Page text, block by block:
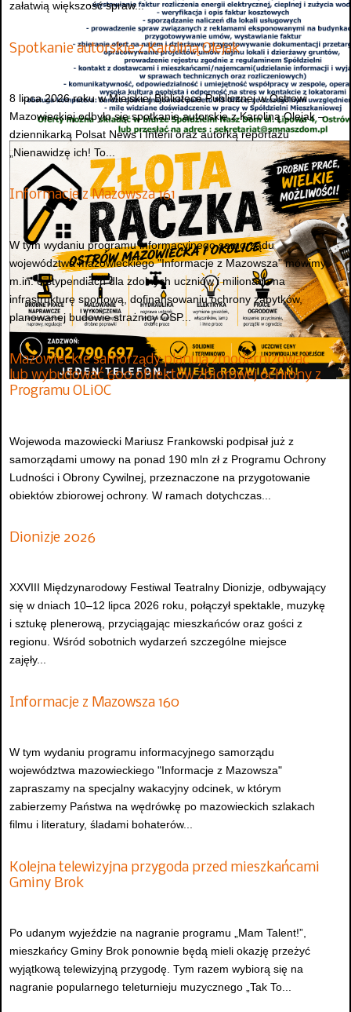
załatwią większość spraw...
Spotkanie autorskie z Karoliną Olejak
8 lipca 2026 roku w Miejskiej Bibliotece Publicznej w Ostrowi
Mazowieckiej odbyło się spotkanie autorskie z Karoliną Olejak –
dziennikarką Polsat News i Interii oraz autorką reportażu
„Nienawidzę ich! To...
Informacje z Mazowsza 161
W tym wydaniu programu informacyjnego samorządu
województwa mazowieckiego "Informacje z Mazowsza" mówimy
m.in. o stypendiach dla zdolnych uczniów i milionach na
infrastrukturę sportową, dofinansowaniu ochrony zabytków,
planowanej budowie strażnicy OSP...
Mazowieckie samorządy planują zmodernizować
lub wybudować 600 obiektów zbiorowej ochrony z
Programu OLiOC
Wojewoda mazowiecki Mariusz Frankowski podpisał już z
samorządami umowy na ponad 190 mln zł z Programu Ochrony
Ludności i Obrony Cywilnej, przeznaczone na przygotowanie
obiektów zbiorowej ochrony. W ramach dotychczas...
Dionizje 2026
XXVIII Międzynarodowy Festiwal Teatralny Dionizje, odbywający
się w dniach 10–12 lipca 2026 roku, połączył spektakle, muzykę
i sztukę plenerową, przyciągając mieszkańców oraz gości z
regionu. Wśród sobotnich wydarzeń szczególne miejsce
zajęły...
Informacje z Mazowsza 160
W tym wydaniu programu informacyjnego samorządu
województwa mazowieckiego "Informacje z Mazowsza"
zapraszamy na specjalny wakacyjny odcinek, w którym
zabierzemy Państwa na wędrówkę po mazowieckich szlakach
filmu i literatury, śladami bohaterów...
Kolejna telewizyjna przygoda przed mieszkańcami
Gminy Brok
Po udanym wyjeździe na nagranie programu „Mam Talent!”,
mieszkańcy Gminy Brok ponownie będą mieli okazję przeżyć
wyjątkową telewizyjną przygodę. Tym razem wybiorą się na
nagranie popularnego teleturnieju muzycznego „Tak To...